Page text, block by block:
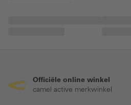
Officiële online winkel
camel active merkwinkel